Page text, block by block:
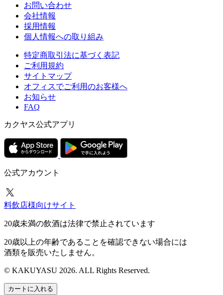
お問い合わせ
会社情報
採用情報
個人情報への取り組み
特定商取引法に基づく表記
ご利用規約
サイトマップ
オフィスでご利用のお客様へ
お知らせ
FAQ
カクヤス公式アプリ
公式アカウント
料飲店様向けサイト
20歳未満の飲酒は法律で禁止されています
20歳以上の年齢であることを確認できない場合には
酒類を販売いたしません。
© KAKUYASU 2026. ALL Rights Reserved.
カートに入れる